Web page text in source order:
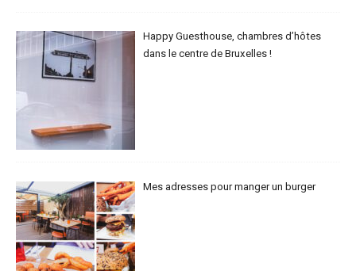
Happy Guesthouse, chambres d’hôtes
dans le centre de Bruxelles !
Mes adresses pour manger un burger